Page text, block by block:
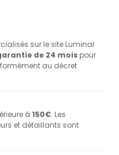
sur le site Luminal
de 24 mois pour
au décret
à 150€. Les
et détaillants sont